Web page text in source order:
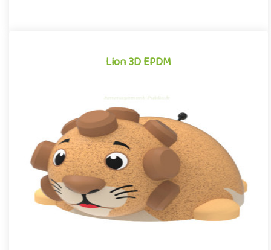
Lion 3D EPDM
Lion 3D EPDM
Module 3D pour aires de jeux extérieurs inspiré des univers des
dessins animés et des bandes dessinées, le Lion EPDM se disti..
Offre partenaire